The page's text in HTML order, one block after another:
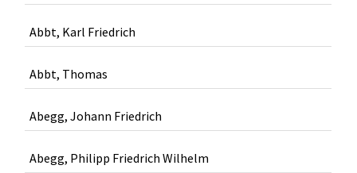
Abbt, Karl Friedrich
Abbt, Thomas
Abegg, Johann Friedrich
Abegg, Philipp Friedrich Wilhelm